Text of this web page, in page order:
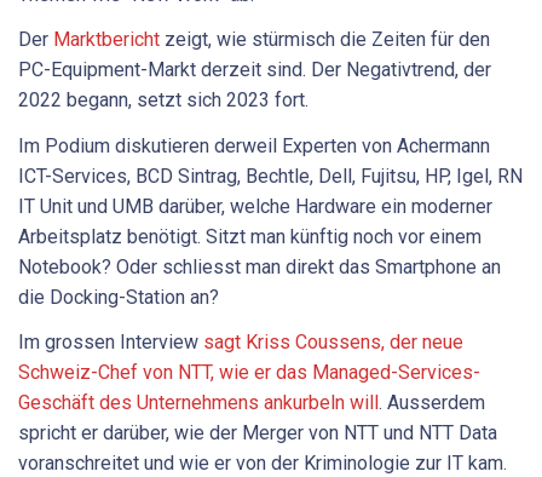
Der Marktbericht zeigt, wie stürmisch die Zeiten für den
PC-Equipment-Markt derzeit sind. Der Negativtrend, der
2022 begann, setzt sich 2023 fort.
Im Podium diskutieren derweil Experten von Achermann
ICT-Services, BCD Sintrag, Bechtle, Dell, Fujitsu, HP, Igel, RN
IT Unit und UMB darüber, welche Hardware ein moderner
Arbeitsplatz benötigt. Sitzt man künftig noch vor einem
Notebook? Oder schliesst man direkt das Smartphone an
die Docking-Station an?
Im grossen Interview sagt Kriss Coussens, der neue
Schweiz-Chef von NTT, wie er das Managed-Services-
Geschäft des Unternehmens ankurbeln will. Ausserdem
spricht er darüber, wie der Merger von NTT und NTT Data
voranschreitet und wie er von der Kriminologie zur IT kam.